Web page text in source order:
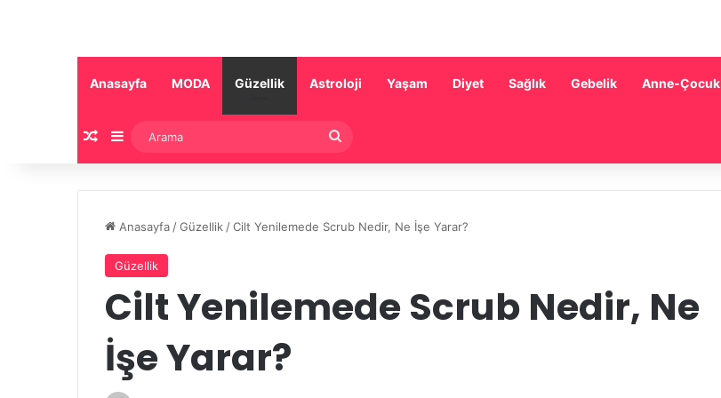
Anasayfa MODA Güzellik Astroloji Yaşam Diyet Sağlık Gebelik Anne-Çocuk
Rastgele Makale
Kenar Bölmesi
Anasayfa /Güzellik /Cilt Yenilemede Scrub Nedir, Ne İşe Yarar?
Güzellik
Cilt Yenilemede Scrub Nedir, Ne
İşe Yarar?